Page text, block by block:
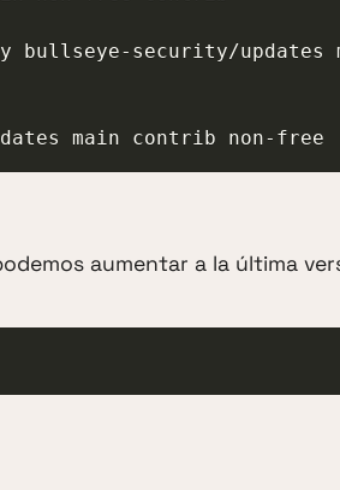
bullseye-security/updates
aumentar a la última